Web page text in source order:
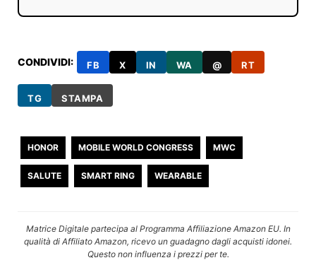
CONDIVIDI: FB X IN WA @ RT
TG STAMPA
HONOR MOBILE WORLD CONGRESS MWC
SALUTE SMART RING WEARABLE
Matrice Digitale partecipa al Programma Affiliazione Amazon EU. In
qualità di Affiliato Amazon, ricevo un guadagno dagli acquisti idonei.
Questo non influenza i prezzi per te.